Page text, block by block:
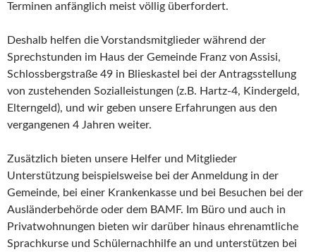
Terminen anfänglich meist völlig überfordert.
Deshalb helfen die Vorstandsmitglieder während der
Sprechstunden im Haus der Gemeinde Franz von Assisi,
Schlossbergstraße 49 in Blieskastel bei der Antragsstellung
von zustehenden Sozialleistungen (z.B. Hartz-4, Kindergeld,
Elterngeld), und wir geben unsere Erfahrungen aus den
vergangenen 4 Jahren weiter.
Zusätzlich bieten unsere Helfer und Mitglieder
Unterstützung beispielsweise bei der Anmeldung in der
Gemeinde, bei einer Krankenkasse und bei Besuchen bei der
Ausländerbehörde oder dem BAMF. Im Büro und auch in
Privatwohnungen bieten wir darüber hinaus ehrenamtliche
Sprachkurse und Schülernachhilfe an und unterstützen bei